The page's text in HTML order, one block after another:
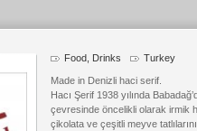
Food, Drinks Turkey
Made in Denizli haci serif.
Hacı Şerif 1938 yılında
çevresinde öncelikli olarak irmik
çikolata ve çeşitli meyve